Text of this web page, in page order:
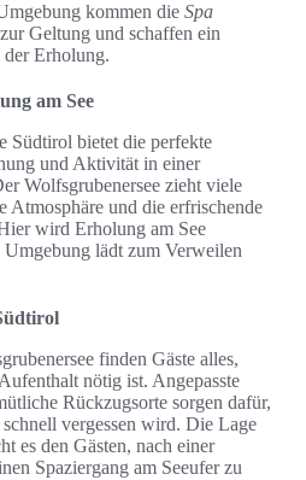
kommen die Spa
Geltung und schaffen ein
Erholung.
am See
Südtirol bietet die perfekte
und Aktivität in einer
Wolfsgrubenersee zieht viele
Atmosphäre und die erfrischende
wird Erholung am See
Umgebung lädt zum Verweilen
finden Gäste alles,
nötig ist. Angepasste
Rückzugsorte sorgen dafür,
schnell vergessen wird. Die Lage
es den Gästen, nach einer
Spaziergang am Seeufer zu